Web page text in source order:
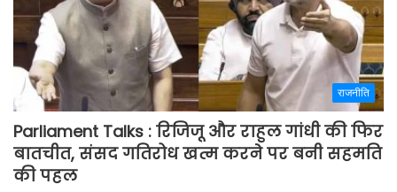
राजनीति
Parliament Talks : रिजिजू और राहुल गांधी की फिर
बातचीत, संसद गतिरोध खत्म करने पर बनी सहमति
की पहल